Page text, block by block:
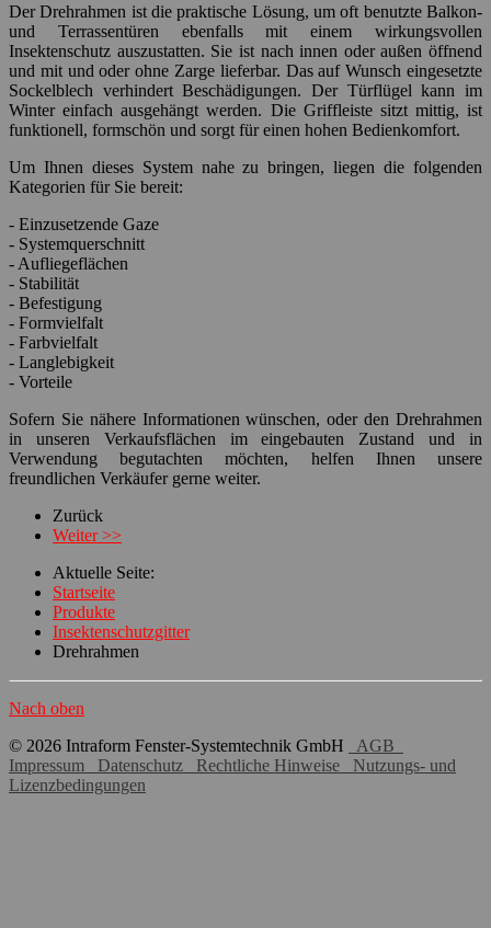
Der Drehrahmen ist die praktische Lösung, um oft benutzte Balkon-
und Terrassentüren ebenfalls mit einem wirkungsvollen
Insektenschutz auszustatten. Sie ist nach innen oder außen öffnend
und mit und oder ohne Zarge lieferbar. Das auf Wunsch eingesetzte
Sockelblech verhindert Beschädigungen. Der Türflügel kann im
Winter einfach ausgehängt werden. Die Griffleiste sitzt mittig, ist
funktionell, formschön und sorgt für einen hohen Bedienkomfort.
Um Ihnen dieses System nahe zu bringen, liegen die folgenden
Kategorien für Sie bereit:
- Einzusetzende Gaze
- Systemquerschnitt
- Aufliegeflächen
- Stabilität
- Befestigung
- Formvielfalt
- Farbvielfalt
- Langlebigkeit
- Vorteile
Sofern Sie nähere Informationen wünschen, oder den Drehrahmen
in unseren Verkaufsflächen im eingebauten Zustand und in
Verwendung begutachten möchten, helfen Ihnen unsere
freundlichen Verkäufer gerne weiter.
Zurück
Weiter >>
Aktuelle Seite:
Startseite
Produkte
Insektenschutzgitter
Drehrahmen
Nach oben
© 2026 Intraform Fenster-Systemtechnik GmbH
AGB
Impressum
Datenschutz Rechtliche Hinweise
Nutzungs- und
Lizenzbedingungen